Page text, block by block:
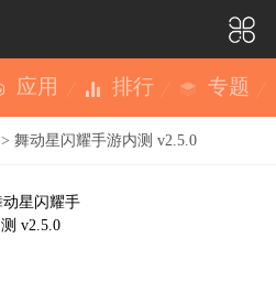
应用 排行 专题
> 舞动星闪耀手游内测 v2.5.0